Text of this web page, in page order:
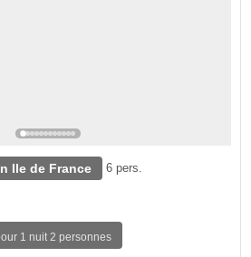
Ile de France 6 pers.
1 nuit 2 personnes